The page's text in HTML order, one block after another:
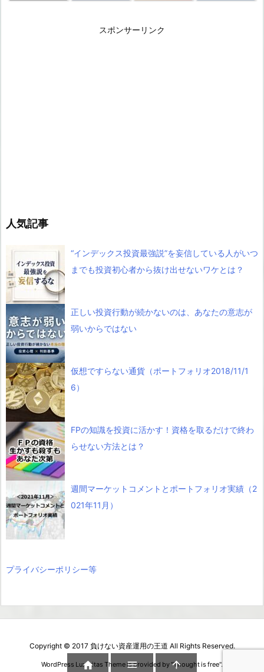
スポンサーリンク
人気記事
“インデックス投資最強説”を妄信している人がいつ
までも投資初心者から抜け出せないワケとは？
正しい投資行動が続かないのは、あなたの意志が
弱いからではない
仮想ですらない通貨（ポートフォリオ2018/11/1
6）
FPの知識を投資に活かす！資格を取るだけで終わ
らせない方法とは？
週間マーケットコメントとポートフォリオ実績（2
021年11月）
プライバシーポリシー等
Copyright © 2017 負けない資産運用の王道 All Rights Reserved.
WordPress Luxeritas Theme is provided by "Thought is free".
  